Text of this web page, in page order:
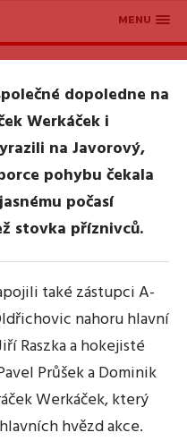
MENU
dopoledne na
Werkáček i
na Javorový,
pohybu čekala
počasí
stovka příznivců.
také zástupci A-
nahoru hlavní
Raszka a hokejisté
Průšek a Dominik
Werkáček, který
hvězd akce.